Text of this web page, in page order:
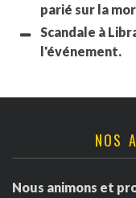
parié sur la
Scandale à
l'événement.
NOS
Nous animons et